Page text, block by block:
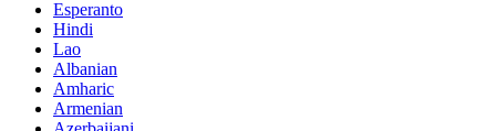
Esperanto
Hindi
Lao
Albanian
Amharic
Armenian